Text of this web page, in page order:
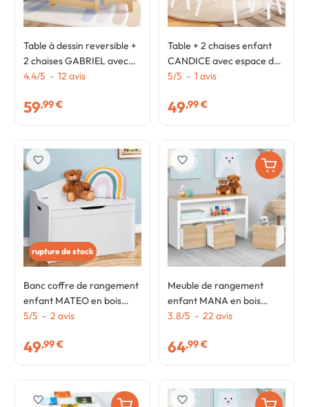
Table à dessin reversible +
2 chaises GABRIEL avec
bacs de rangement bois
4.4/5 - 12 avis
59,99 €
Table + 2 chaises enfant
CANDICE avec espace de
rangement en bois blanc
5/5 - 1 avis
49,99 €
rupture de stock
Banc coffre de rangement
enfant MATEO en bois
blanc
5/5 - 2 avis
49,99 €
favorite_border
Meuble de rangement
enfant MANA en bois
blanc et hêtre 3 tiroirs
3.8/5 - 22 avis
64,99 €
favorite_border
favorite_border favorite_border